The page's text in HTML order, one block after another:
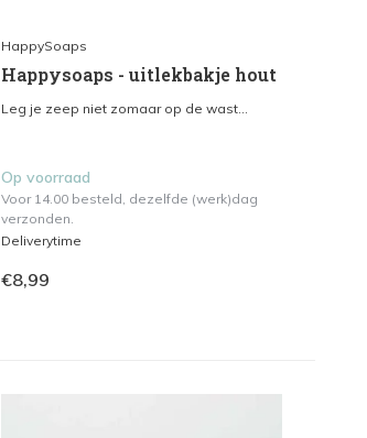
HappySoaps
Happysoaps - uitlekbakje hout
Leg je zeep niet zomaar op de wast...
Op voorraad
Voor 14.00 besteld, dezelfde (werk)dag
verzonden.
Deliverytime
€8,99